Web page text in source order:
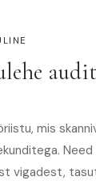
audit
mis
Need
vigadest,